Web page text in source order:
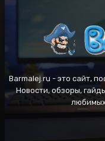
Barmalej.ru - это сайт,
Новости, обзоры,